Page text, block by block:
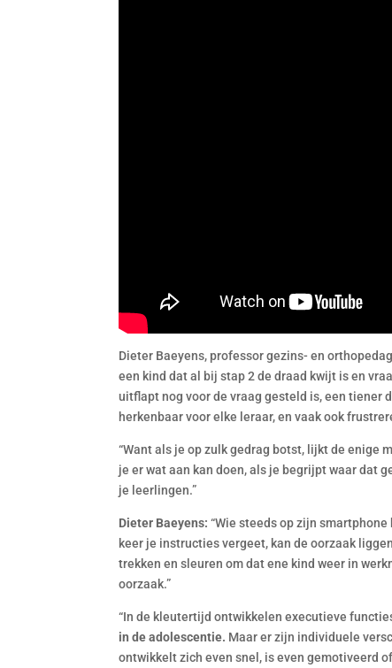
Dieter Baeyens, professor gezins- en
een kind dat al bij stap 2 de draad kwijt is en
uitflapt nog voor de vraag gesteld is, een tiener
herkenbaar voor elke leraar, en vaak ook
“Want als je op zulk gedrag botst, lijkt de enige
je er wat aan kan doen, als je begrijpt waar dat
je leerlingen.”
Dieter Baeyens: “Wie steeds op zijn
keer je instructies vergeet, kan de oorzaak
trekken en sleuren om dat ene kind weer in
oorzaak.”
“In de kleutertijd ontwikkelen executieve
in de adolescentie. Maar er zijn individuele
ontwikkelt zich even snel, is even gemotiveerd